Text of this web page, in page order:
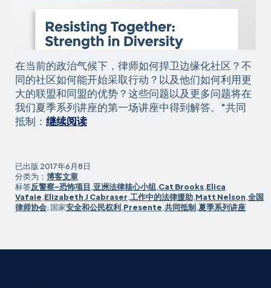
在当前的政治气候下，律师如何捍卫边缘化社区？不
同的社区如何能开始采取行动？以及他们如何利用更
大的联盟和同盟的优势？这些问题以及更多问题将在
我们夏季系列讲座的第一场讲座中得到解答。"共同
抵制： 继续阅读夏
座
关
于
已出版 2017年6月8日
分类为： 博客文章
标签反警察-恐怖项目 ,亚洲法律核心小组,Cat Brooks,Elica
Vafaie,Elizabeth J Cabraser,工作中的法律援助,Matt Nelson,全国
律师协会, 国家安全和公民权利 ,Presente,共同抵制 ,夏季系列讲座